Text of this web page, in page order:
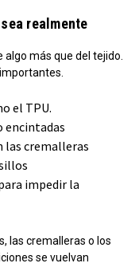
realmente
más que del tejido.
el TPU.
encintadas
las cremalleras
impedir la
las cremalleras o los
se vuelvan